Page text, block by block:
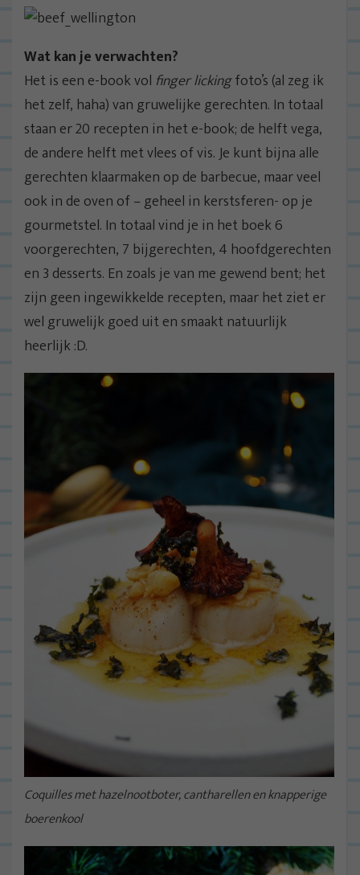
Wat kan je verwachten?
Het is een e-book vol finger lickingfoto’s (al zeg ik
het zelf, haha) van gruwelijke gerechten. In totaal
staan er 20 recepten in het e-book; de helft vega,
de andere helft met vlees of vis. Je kunt bijna alle
gerechten klaarmaken op de barbecue, maar veel
ook in de oven of – geheel in kerstsferen- op je
gourmetstel. In totaal vind je in het boek 6
voorgerechten, 7 bijgerechten, 4 hoofdgerechten
en 3 desserts. En zoals je van me gewend bent; het
zijn geen ingewikkelde recepten, maar het ziet er
wel gruwelijk goed uit en smaakt natuurlijk
heerlijk :D.
Coquilles met hazelnootboter, cantharellen en knapperige
boerenkool